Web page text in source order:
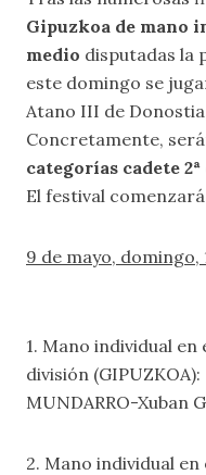
Gipuzkoa de mano
medio disputadas la
este domingo se
Atano III de
Concretamente,
categorías cadete
El festival comenzará
9 de mayo,
1. Mano individual
división (GIPUZKOA):
MUNDARRO-Xuban
2. Mano individual